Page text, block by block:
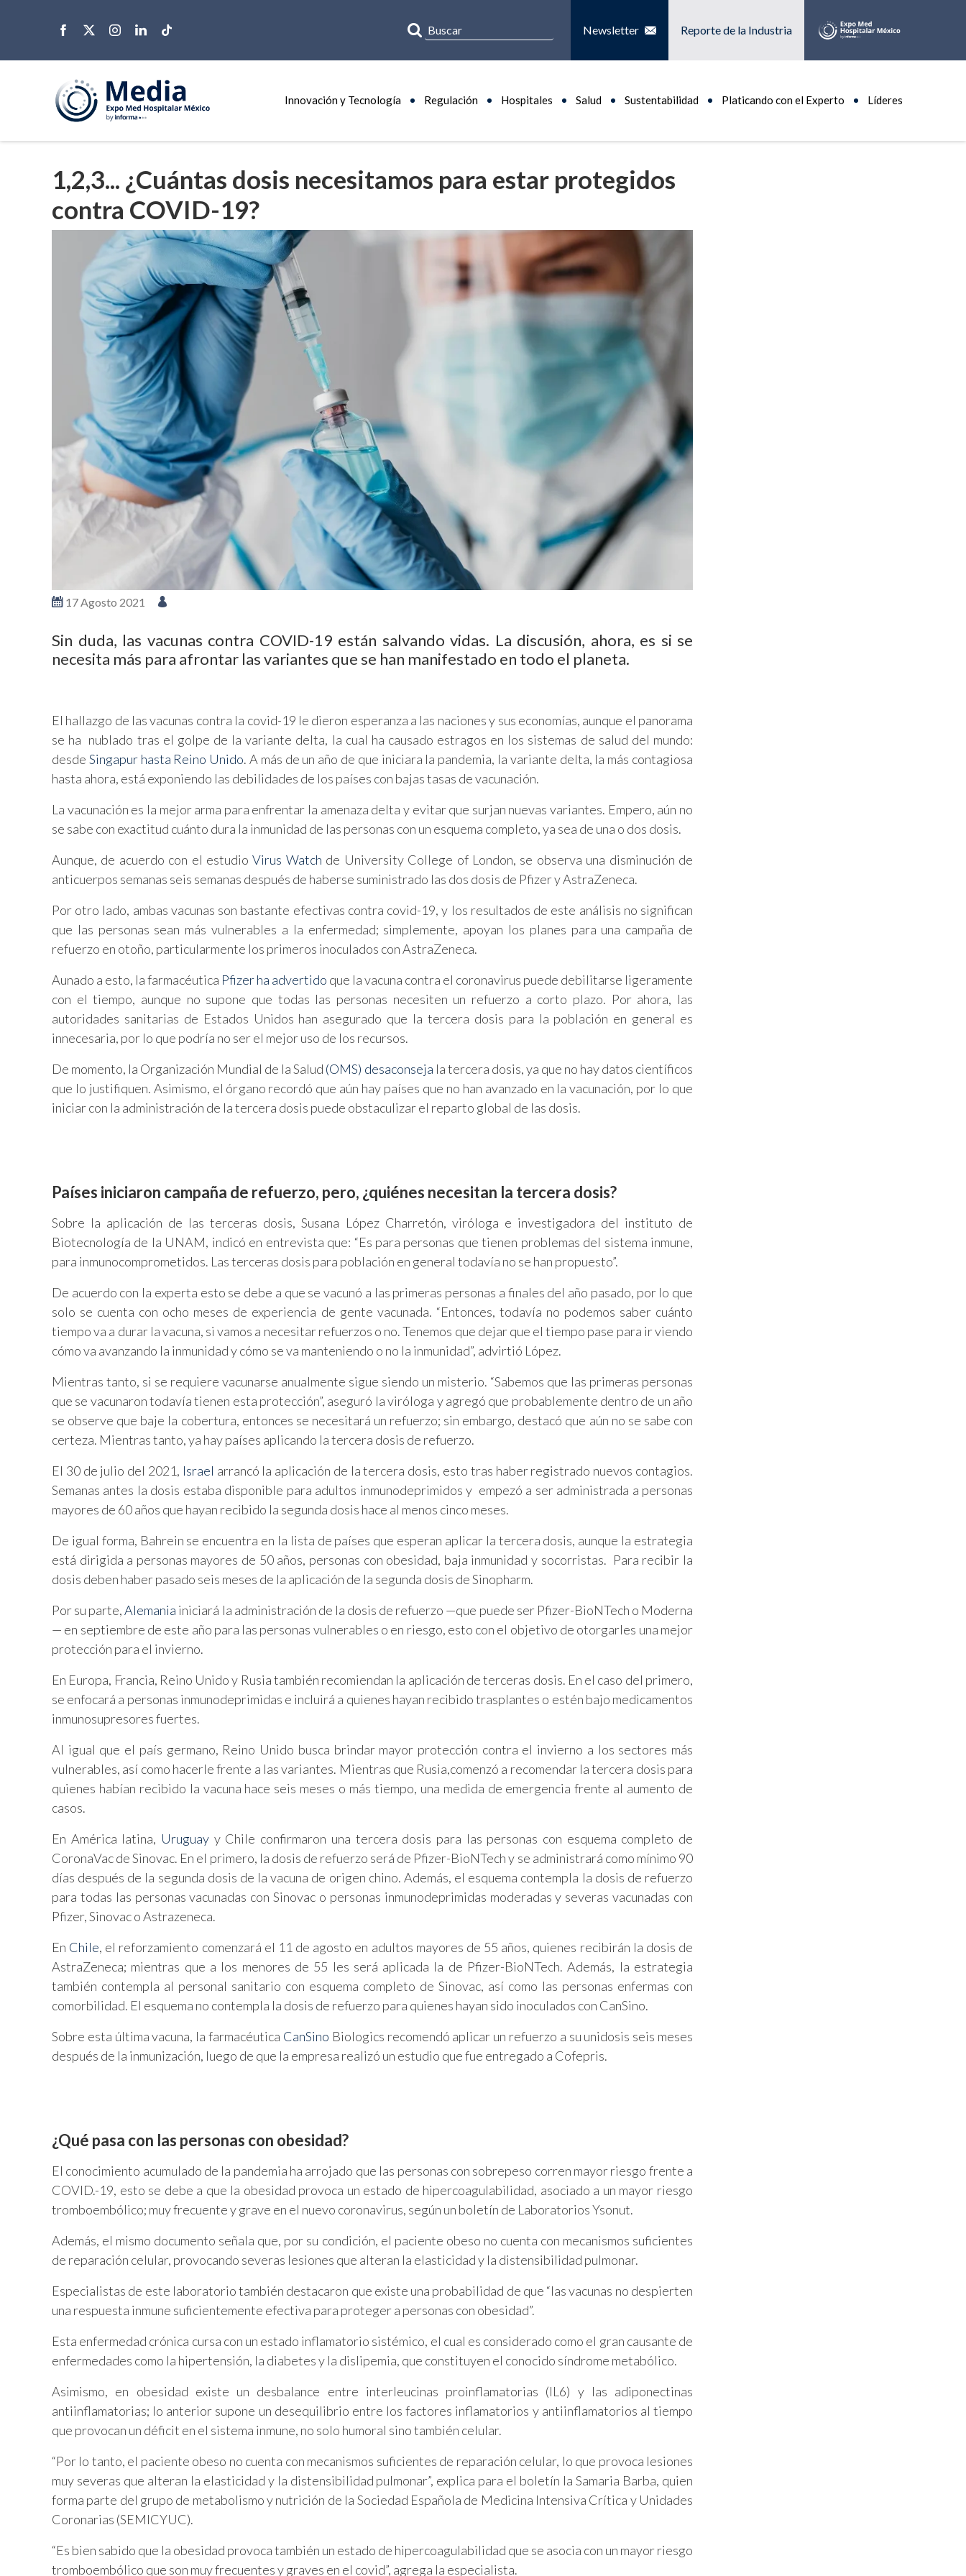
Newsletter Reporte de la Industria
Innovación y Tecnología Regulación Hospitales Salud Sustentabilidad Platicando con el Experto Líderes
1,2,3... ¿Cuántas dosis necesitamos para estar protegidos
contra COVID-19?
17 Agosto 2021
Sin duda, las vacunas contra COVID-19 están salvando vidas. La discusión, ahora, es si se
necesita más para afrontar las variantes que se han manifestado en todo el planeta.
El hallazgo de las vacunas contra la covid-19 le dieron esperanza a las naciones y sus economías, aunque el panorama
se ha nublado tras el golpe de la variante delta, la cual ha causado estragos en los sistemas de salud del mundo:
desde Singapur hasta Reino Unido. A más de un año de que iniciara la pandemia, la variante delta, la más contagiosa
hasta ahora, está exponiendo las debilidades de los países con bajas tasas de vacunación.
La vacunación es la mejor arma para enfrentar la amenaza delta y evitar que surjan nuevas variantes. Empero, aún no
se sabe con exactitud cuánto dura la inmunidad de las personas con un esquema completo, ya sea de una o dos dosis.
Aunque, de acuerdo con el estudioVirus Watch de University College of London, se observa una disminución de
anticuerpos semanas seis semanas después de haberse suministrado las dos dosis de Pfizer y AstraZeneca.
Por otro lado, ambas vacunas son bastante efectivas contra covid-19, y los resultados de este análisis no significan
que las personas sean más vulnerables a la enfermedad; simplemente, apoyan los planes para una campaña de
refuerzo en otoño, particularmente los primeros inoculados con AstraZeneca.
Aunado a esto, la farmacéutica Pfizer ha advertido que la vacuna contra el coronavirus puede debilitarse ligeramente
con el tiempo, aunque no supone que todas las personas necesiten un refuerzo a corto plazo. Por ahora, las
autoridades sanitarias de Estados Unidos han asegurado que la tercera dosis para la población en general es
innecesaria, por lo que podría no ser el mejor uso de los recursos.
De momento, la Organización Mundial de la Salud (OMS) desaconseja la tercera dosis, ya que no hay datos científicos
que lo justifiquen. Asimismo, el órgano recordó que aún hay países que no han avanzado en la vacunación, por lo que
iniciar con la administración de la tercera dosis puede obstaculizar el reparto global de las dosis.
Países iniciaron campaña de refuerzo, pero, ¿quiénes necesitan la tercera dosis?
Sobre la aplicación de las terceras dosis, Susana López Charretón, viróloga e investigadora del instituto de
Biotecnología de la UNAM, indicó en entrevista que: “Es para personas que tienen problemas del sistema inmune,
para inmunocomprometidos. Las terceras dosis para población en general todavía no se han propuesto”.
De acuerdo con la experta esto se debe a que se vacunó a las primeras personas a finales del año pasado, por lo que
solo se cuenta con ocho meses de experiencia de gente vacunada. “Entonces, todavía no podemos saber cuánto
tiempo va a durar la vacuna, si vamos a necesitar refuerzos o no. Tenemos que dejar que el tiempo pase para ir viendo
cómo va avanzando la inmunidad y cómo se va manteniendo o no la inmunidad”, advirtió López.
Mientras tanto, si se requiere vacunarse anualmente sigue siendo un misterio. “Sabemos que las primeras personas
que se vacunaron todavía tienen esta protección”, aseguró la viróloga y agregó que probablemente dentro de un año
se observe que baje la cobertura, entonces se necesitará un refuerzo; sin embargo, destacó que aún no se sabe con
certeza. Mientras tanto, ya hay países aplicando la tercera dosis de refuerzo.
El 30 de julio del 2021, Israel arrancó la aplicación de la tercera dosis, esto tras haber registrado nuevos contagios.
Semanas antes la dosis estaba disponible para adultos inmunodeprimidos y empezó a ser administrada a personas
mayores de 60 años que hayan recibido la segunda dosis hace al menos cinco meses.
De igual forma, Bahrein se encuentra en la lista de países que esperan aplicar la tercera dosis, aunque la estrategia
está dirigida a personas mayores de 50 años, personas con obesidad, baja inmunidad y socorristas. Para recibir la
dosis deben haber pasado seis meses de la aplicación de la segunda dosis de Sinopharm.
Por su parte,Alemania iniciará la administración de la dosis de refuerzo —que puede ser Pfizer-BioNTech o Moderna
— en septiembre de este año para las personas vulnerables o en riesgo, esto con el objetivo de otorgarles una mejor
protección para el invierno.
En Europa, Francia, Reino Unido y Rusia también recomiendan la aplicación de terceras dosis. En el caso del primero,
se enfocará a personas inmunodeprimidas e incluirá a quienes hayan recibido trasplantes o estén bajo medicamentos
inmunosupresores fuertes.
Al igual que el país germano, Reino Unido busca brindar mayor protección contra el invierno a los sectores más
vulnerables, así como hacerle frente a las variantes. Mientras que Rusia,comenzó a recomendar la tercera dosis para
quienes habían recibido la vacuna hace seis meses o más tiempo, una medida de emergencia frente al aumento de
casos.
En América latina, Uruguay y Chile confirmaron una tercera dosis para las personas con esquema completo de
CoronaVac de Sinovac. En el primero, la dosis de refuerzo será de Pfizer-BioNTech y se administrará como mínimo 90
días después de la segunda dosis de la vacuna de origen chino. Además, el esquema contempla la dosis de refuerzo
para todas las personas vacunadas con Sinovac o personas inmunodeprimidas moderadas y severas vacunadas con
Pfizer, Sinovac o Astrazeneca.
En Chile, el reforzamiento comenzará el 11 de agosto en adultos mayores de 55 años, quienes recibirán la dosis de
AstraZeneca; mientras que a los menores de 55 les será aplicada la de Pfizer-BioNTech. Además, la estrategia
también contempla al personal sanitario con esquema completo de Sinovac, así como las personas enfermas con
comorbilidad. El esquema no contempla la dosis de refuerzo para quienes hayan sido inoculados con CanSino.
Sobre esta última vacuna, la farmacéutica CanSino Biologics recomendó aplicar un refuerzo a su unidosis seis meses
después de la inmunización, luego de que la empresa realizó un estudio que fue entregado a Cofepris.
¿Qué pasa con las personas con obesidad?
El conocimiento acumulado de la pandemia ha arrojado que las personas con sobrepeso corren mayor riesgo frente a
COVID.-19, esto se debe a que la obesidad provoca un estado de hipercoagulabilidad, asociado a un mayor riesgo
tromboembólico; muy frecuente y grave en el nuevo coronavirus, según un boletín de Laboratorios Ysonut.
Además, el mismo documento señala que, por su condición, el paciente obeso no cuenta con mecanismos suficientes
de reparación celular, provocando severas lesiones que alteran la elasticidad y la distensibilidad pulmonar.
Especialistas de este laboratorio también destacaron que existe una probabilidad de que “las vacunas no despierten
una respuesta inmune suficientemente efectiva para proteger a personas con obesidad”.
Esta enfermedad crónica cursa con un estado inflamatorio sistémico, el cual es considerado como el gran causante de
enfermedades como la hipertensión, la diabetes y la dislipemia, que constituyen el conocido síndrome metabólico.
Asimismo, en obesidad existe un desbalance entre interleucinas proinflamatorias (IL6) y las adiponectinas
antiinflamatorias; lo anterior supone un desequilibrio entre los factores inflamatorios y antiinflamatorios al tiempo
que provocan un déficit en el sistema inmune, no solo humoral sino también celular.
“Por lo tanto, el paciente obeso no cuenta con mecanismos suficientes de reparación celular, lo que provoca lesiones
muy severas que alteran la elasticidad y la distensibilidad pulmonar”, explica para el boletín la Samaria Barba, quien
forma parte del grupo de metabolismo y nutrición de la Sociedad Española de Medicina Intensiva Crítica y Unidades
Coronarias (SEMICYUC).
“Es bien sabido que la obesidad provoca también un estado de hipercoagulabilidad que se asocia con un mayor riesgo
tromboembólico que son muy frecuentes y graves en el covid”, agrega la especialista.